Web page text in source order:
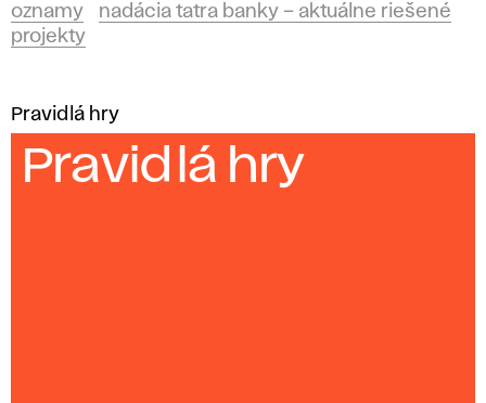
oznamy
nadácia tatra banky – aktuálne riešené
projekty
Pravidlá hry
Pravidlá hry